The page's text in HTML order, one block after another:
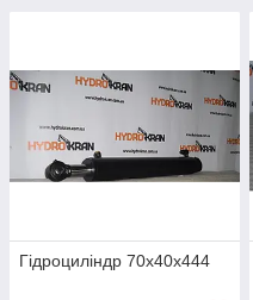
Гідроциліндр 70х40х444